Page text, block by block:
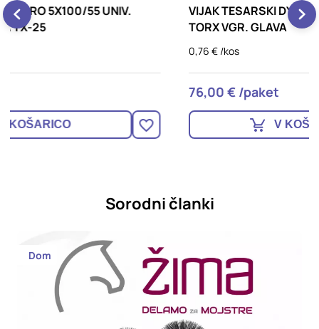
VIJAK TESARSKI DYNA PLUS 6X200/80 UNIV.
TORX VGR. GLAVA
V KOŠARICO
Sorodni članki
Dom